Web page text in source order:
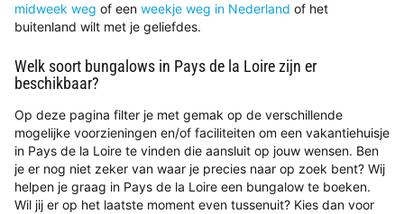
midweek weg of een weekje weg in Nederland of het
buitenland wilt met je geliefdes.
Welk soort bungalows in Pays de la Loire zijn er
beschikbaar?
Op deze pagina filter je met gemak op de verschillende
mogelijke voorzieningen en/of faciliteiten om een vakantiehuisje
in Pays de la Loire te vinden die aansluit op jouw wensen. Ben
je er nog niet zeker van waar je precies naar op zoek bent? Wij
helpen je graag in Pays de la Loire een bungalow te boeken.
Wil jij er op het laatste moment even tussenuit? Kies dan voor